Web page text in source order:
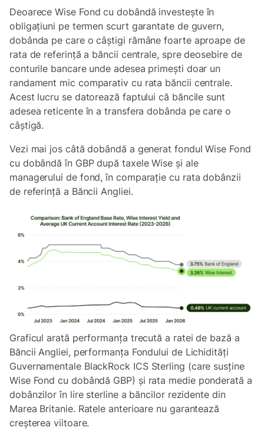
Deoarece Wise Fond cu dobândă investește în
obligațiuni pe termen scurt garantate de guvern,
dobânda pe care o câștigi rămâne foarte aproape de
rata de referință a băncii centrale, spre deosebire de
conturile bancare unde adesea primești doar un
randament mic comparativ cu rata băncii centrale.
Acest lucru se datorează faptului că băncile sunt
adesea reticente în a transfera dobânda pe care o
câștigă.
Vezi mai jos câtă dobândă a generat fondul Wise Fond
cu dobândă în GBP după taxele Wise și ale
managerului de fond, în comparație cu rata dobânzii
de referință a Băncii Angliei.
Graficul arată performanța trecută a ratei de bază a
Băncii Angliei, performanța Fondului de Lichidități
Guvernamentale BlackRock ICS Sterling (care susține
Wise Fond cu dobândă GBP) și rata medie ponderată a
dobânzilor în lire sterline a băncilor rezidente din
Marea Britanie. Ratele anterioare nu garantează
creșterea viitoare.